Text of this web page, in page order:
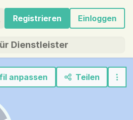
Registrieren Einloggen
Dienstleister
anpassen Teilen